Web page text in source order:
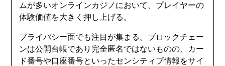
ムが多いオンラインカジノにおいて、プレイヤーの
体験価値を大きく押し上げる。
プライバシー面でも注目が集まる。ブロックチェー
ンは公開台帳であり完全匿名ではないものの、カー
ド番号や口座番号といったセンシティブ情報をサイ